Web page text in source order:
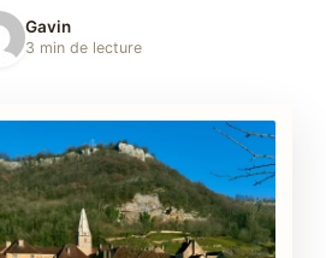
Gavin
3 min de lecture